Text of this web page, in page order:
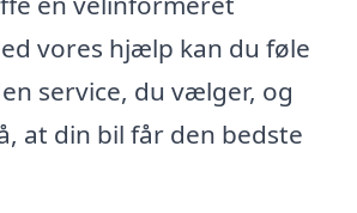
vores hjælp kan du føle
service, du vælger, og
at din bil får den bedste